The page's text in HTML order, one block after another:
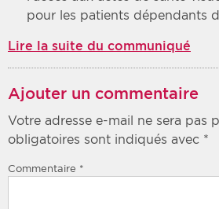
pour les patients dépendants
Lire la suite du communiqué
Ajouter un commentaire
Votre adresse e-mail ne sera pas
obligatoires sont indiqués avec *
Commentaire *